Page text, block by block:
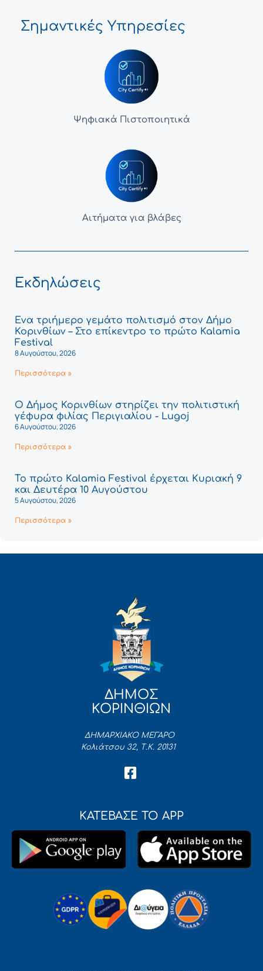
Σημαντικές Υπηρεσίες
Ψηφιακά Πιστοποιητικά
Αιτήματα για βλάβες
Εκδηλώσεις
Ένα τριήμερο γεμάτο πολιτισμό στον Δήμο
Κορινθίων – Στο επίκεντρο το πρώτο Kalamia
Festival
8 Αυγούστου, 2026
Περισσότερα »
Ο Δήμος Κορινθίων στηρίζει την πολιτιστική
γέφυρα φιλίας Περιγιαλίου - Lugoj
6 Αυγούστου, 2026
Περισσότερα »
Το πρώτο Kalamia Festival έρχεται Κυριακή 9
και Δευτέρα 10 Αυγούστου
5 Αυγούστου, 2026
Περισσότερα »
ΔΗΜΟΣ
ΚΟΡΙΝΘΙΩΝ
ΔΗΜΑΡΧΙΑΚΟ ΜΕΓΑΡΟ
Κολιάτσου 32, Τ.Κ. 20131
ΚΑΤΕΒΑΣΕ ΤΟ APP